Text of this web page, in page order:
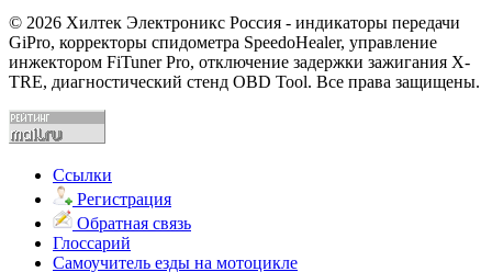
© 2026 Хилтек Электроникс Россия - индикаторы передачи
GiPro, корректоры спидометра SpeedoHealer, управление
инжектором FiTuner Pro, отключение задержки зажигания X-
TRE, диагностический стенд OBD Tool. Все права защищены.
Ссылки
Регистрация
Обратная связь
Глоссарий
Самоучитель езды на мотоцикле